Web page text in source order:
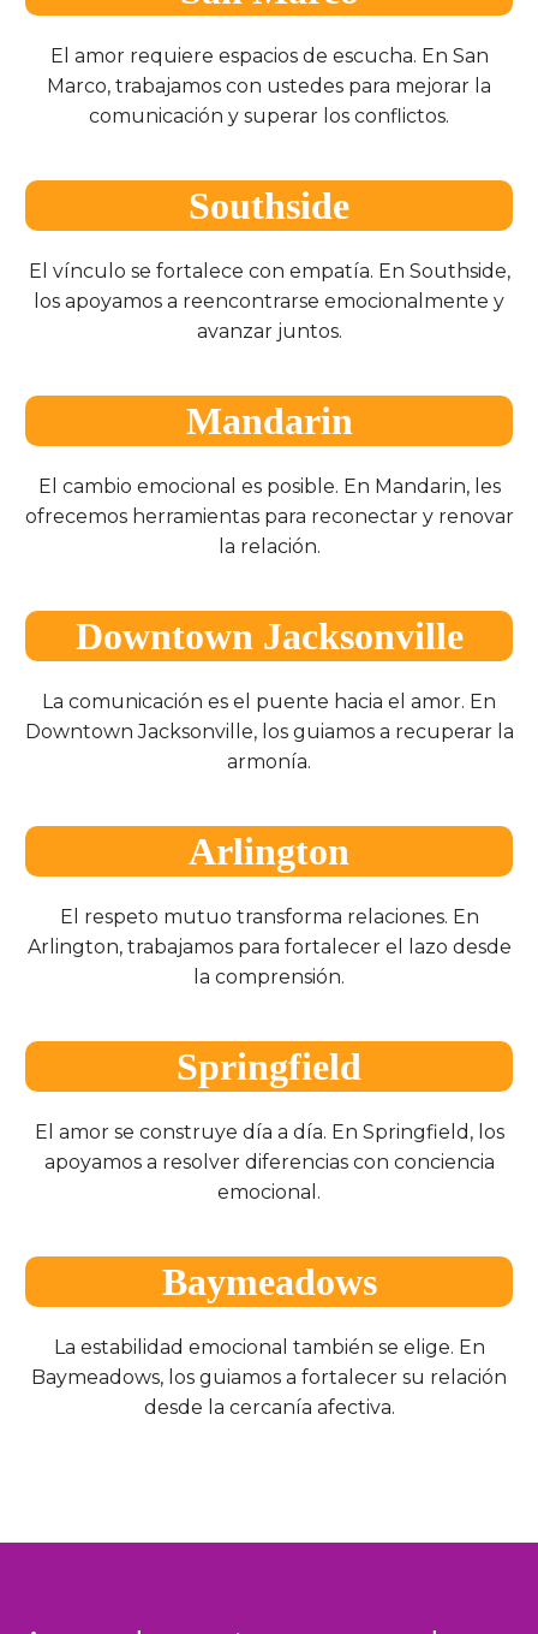
El amor requiere espacios de escucha. En San
Marco, trabajamos con ustedes para mejorar la
comunicación y superar los conflictos.
Southside
El vínculo se fortalece con empatía. En Southside,
los apoyamos a reencontrarse emocionalmente y
avanzar juntos.
Mandarin
El cambio emocional es posible. En Mandarin, les
ofrecemos herramientas para reconectar y renovar
la relación.
Downtown Jacksonville
La comunicación es el puente hacia el amor. En
Downtown Jacksonville, los guiamos a recuperar la
armonía.
Arlington
El respeto mutuo transforma relaciones. En
Arlington, trabajamos para fortalecer el lazo desde
la comprensión.
Springfield
El amor se construye día a día. En Springfield, los
apoyamos a resolver diferencias con conciencia
emocional.
Baymeadows
La estabilidad emocional también se elige. En
Baymeadows, los guiamos a fortalecer su relación
desde la cercanía afectiva.